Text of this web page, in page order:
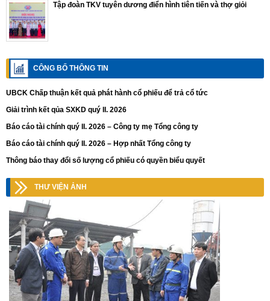
Tập đoàn TKV tuyên dương điển hình tiên tiến và thợ giỏi
CÔNG BỐ THÔNG TIN
UBCK Chấp thuận kết quả phát hành cổ phiếu để trả cổ tức
Giải trình kết qủa SXKD quý II. 2026
Báo cáo tài chính quý II. 2026 – Công ty mẹ Tổng công ty
Báo cáo tài chính quý II. 2026 – Hợp nhất Tổng công ty
Thông báo thay đổi số lượng cổ phiếu có quyền biểu quyết
THƯ VIỆN ẢNH